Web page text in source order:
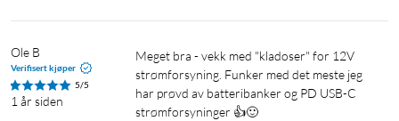
Ole B
Verifisert kjøper
5/5
1 år siden
Meget bra - vekk med "kladoser" for 12V
strømforsyning. Funker med det meste jeg
har prøvd av batteribanker og PD USB-C
strømforsyninger 👍🙂